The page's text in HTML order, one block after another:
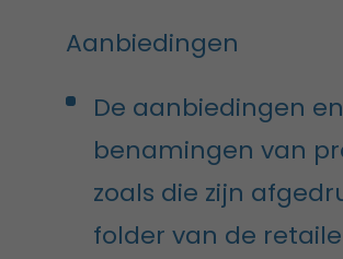
Aanbiedingen
De aanbiedingen en
benamingen van
zoals die zijn
folder van de